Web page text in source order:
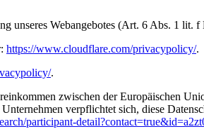
unseres Webangebotes (Art. 6 Abs. 1 lit.
https://www.cloudflare.com/privacypolicy/.
.
zwischen der Europäischen
verpflichtet sich, diese
participant-